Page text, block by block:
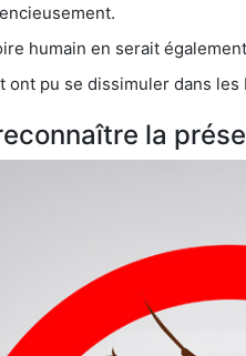
en serait également la
pu se dissimuler dans les bagages
la